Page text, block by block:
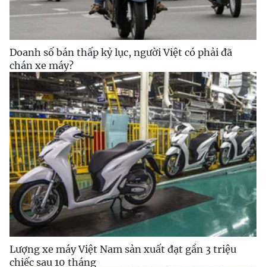
Doanh số bán thấp kỷ lục, người Việt có phải đã
chán xe máy?
Lượng xe máy Việt Nam sản xuất đạt gần 3 triệu
chiếc sau 10 tháng